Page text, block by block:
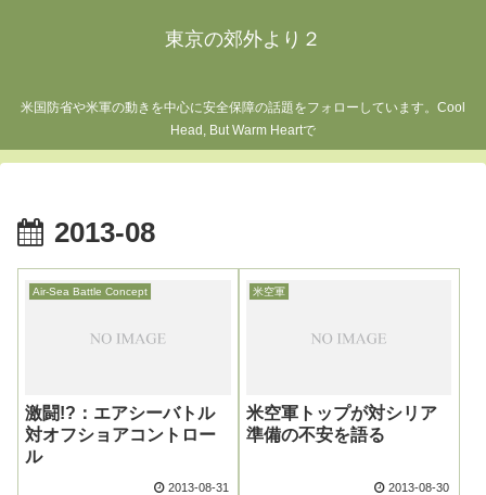
東京の郊外より２
米国防省や米軍の動きを中心に安全保障の話題をフォローしています。Cool
Head, But Warm Heartで
2013-08
Air-Sea Battle Concept
激闘!?：エアシーバトル
対オフショアコントロー
ル
2013-08-31
米空軍
米空軍トップが対シリア
準備の不安を語る
2013-08-30